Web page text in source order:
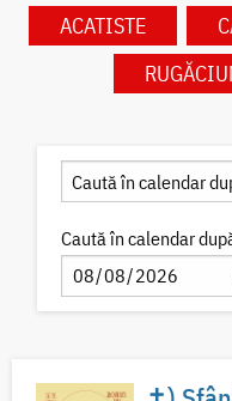
ACATISTE
Caută în calendar